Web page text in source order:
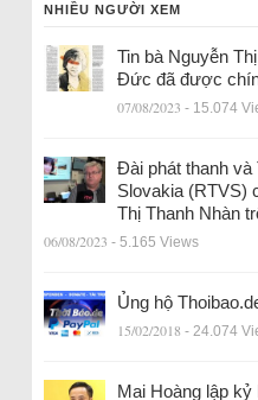
NHIỀU NGƯỜI XEM
Tin bà Nguyễn
Đức đã được
07/08/2023 - 15.074
Đài phát thanh
Slovakia (RTVS)
Thị Thanh Nhàn
06/08/2023 - 5.165 Views
Ủng hộ
15/02/2018 - 24.074
Mai Hoàng lập kỷ